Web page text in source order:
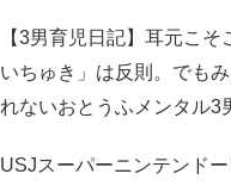
【3男育児日記】耳元こ
いちゅき」は反則。でも
れないおとうふメンタル3
USJスーパーニンテンド